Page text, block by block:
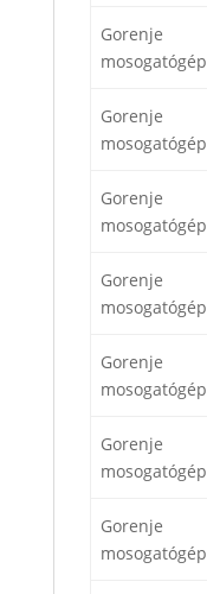
Gorenje
mosogatógép
Gorenje
mosogatógép
Gorenje
mosogatógép
Gorenje
mosogatógép
Gorenje
mosogatógép
Gorenje
mosogatógép
Gorenje
mosogatógép